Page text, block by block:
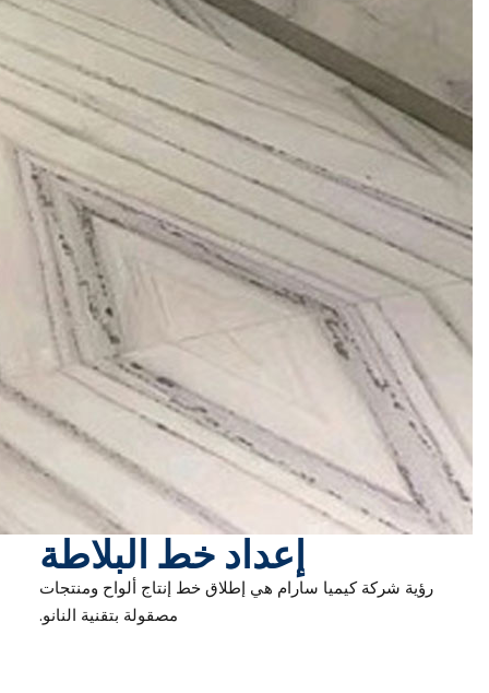
إعداد خط البلاطة
رؤية شركة كيميا سارام ​​هي إطلاق خط إنتاج ألواح ومنتجات
مصقولة بتقنية النانو.